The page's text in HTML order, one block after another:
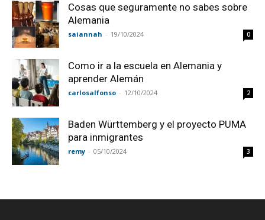
Cosas que seguramente no sabes sobre
Alemania
saiannah - 19/10/2024 0
Como ir a la escuela en Alemania y
aprender Alemán
carlosalfonso - 12/10/2024 2
Baden Württemberg y el proyecto PUMA
para inmigrantes
remy - 05/10/2024 3